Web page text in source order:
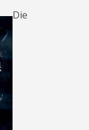
Die